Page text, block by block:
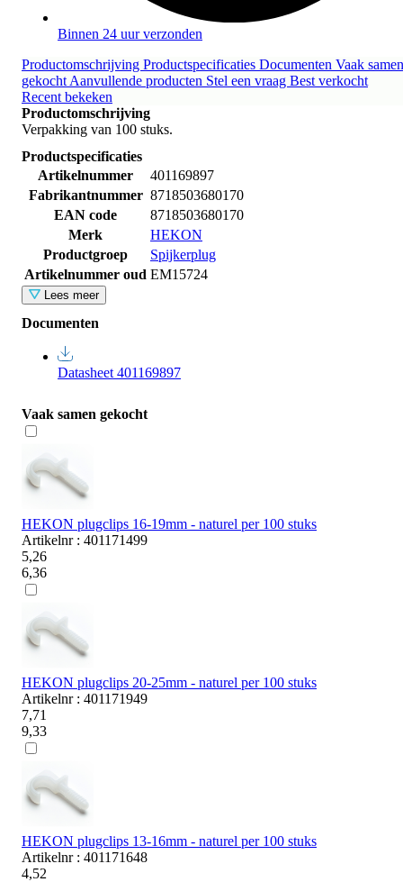
Binnen 24 uur verzonden
Productomschrijving Productspecificaties Documenten Vaak samen
gekocht Aanvullende producten Stel een vraag Best verkocht
Recent bekeken
Productomschrijving
Verpakking van 100 stuks.
Productspecificaties
Artikelnummer
401169897
Fabrikantnummer 8718503680170
EAN code
8718503680170
Merk
HEKON
Productgroep
Spijkerplug
Artikelnummer oud EM15724
Lees meer
Documenten
Datasheet 401169897
Vaak samen gekocht
HEKON plugclips 16-19mm - naturel per 100 stuks
Artikelnr : 401171499
5,26
6,36
HEKON plugclips 20-25mm - naturel per 100 stuks
Artikelnr : 401171949
7,71
9,33
HEKON plugclips 13-16mm - naturel per 100 stuks
Artikelnr : 401171648
4,52